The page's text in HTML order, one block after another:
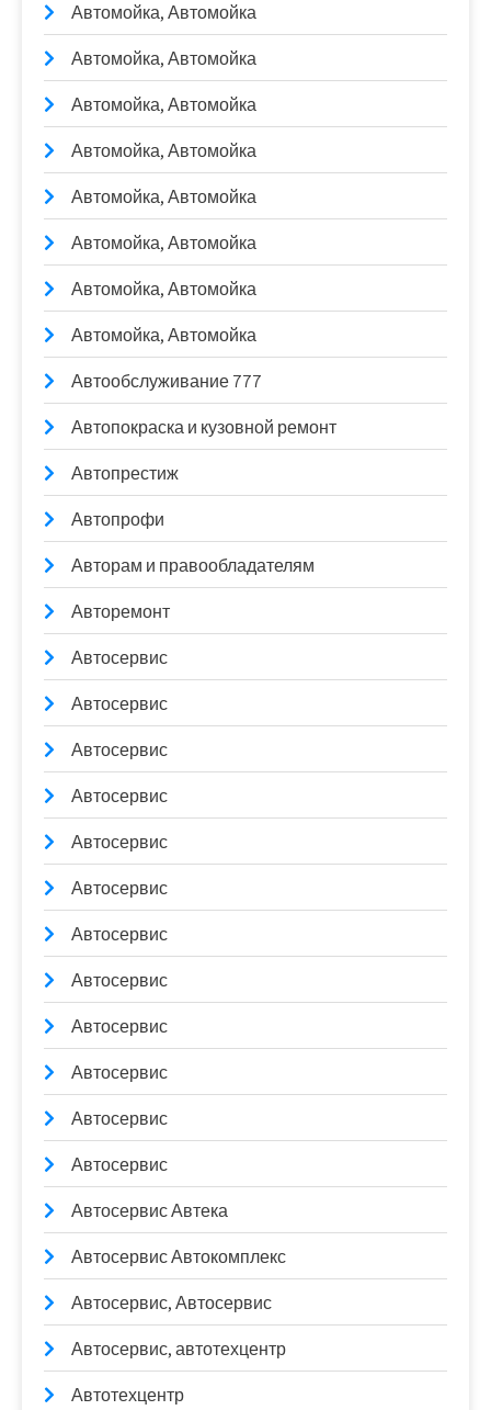
Автомойка, Автомойка
Автомойка, Автомойка
Автомойка, Автомойка
Автомойка, Автомойка
Автомойка, Автомойка
Автомойка, Автомойка
Автомойка, Автомойка
Автомойка, Автомойка
Автообслуживание 777
Автопокраска и кузовной ремонт
Автопрестиж
Автопрофи
Авторам и правообладателям
Авторемонт
Автосервис
Автосервис
Автосервис
Автосервис
Автосервис
Автосервис
Автосервис
Автосервис
Автосервис
Автосервис
Автосервис
Автосервис
Автосервис Автека
Автосервис Автокомплекс
Автосервис, Автосервис
Автосервис, автотехцентр
Автотехцентр